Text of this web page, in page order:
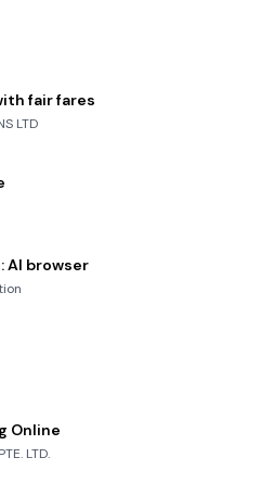
fair fares
LTD
AI browser
Online
LTD.